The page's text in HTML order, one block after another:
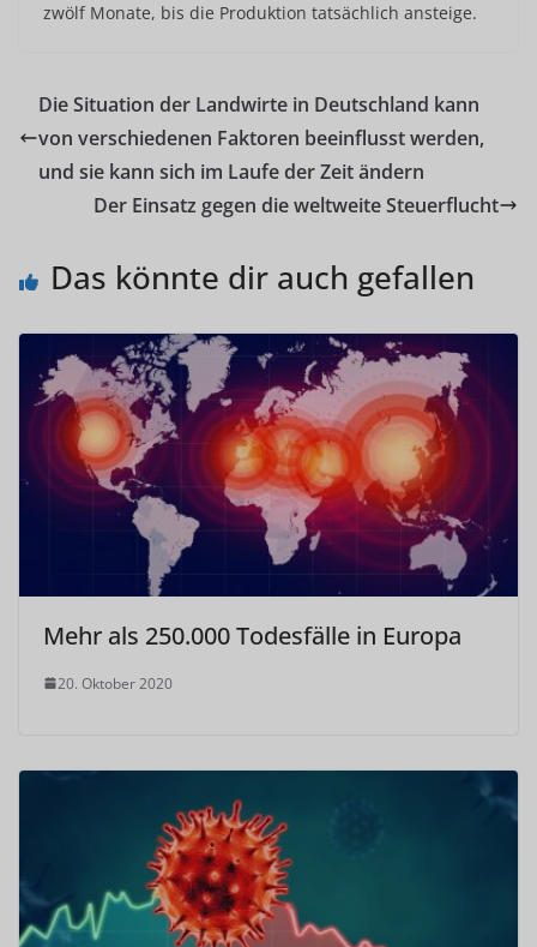
zwölf Monate, bis die Produktion tatsächlich ansteige.
Die Situation der Landwirte in Deutschland kann
von verschiedenen Faktoren beeinflusst werden,
und sie kann sich im Laufe der Zeit ändern
Der Einsatz gegen die weltweite Steuerflucht
Das könnte dir auch gefallen
Mehr als 250.000 Todesfälle in Europa
20. Oktober 2020